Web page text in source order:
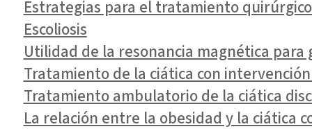
Estrategias para el tratamiento
Escoliosis
Utilidad de la resonancia magnética
Tratamiento de la ciática con
Tratamiento ambulatorio de la ciática
La relación entre la obesidad y la ciática